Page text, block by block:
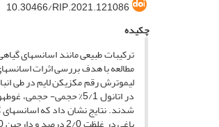
10.30466/RIP.2021.121086
چکیده
ترکیبات طبیعی مانند اسانس­های
مطالعه با هدف بررسی اثرات